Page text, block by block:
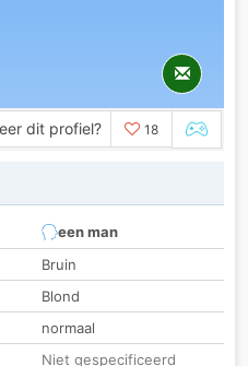
dit profiel? 18
een man
Bruin
Blond
normaal
Niet gespecificeerd